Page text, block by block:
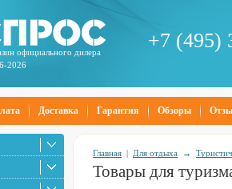
официального дилера
2026
+7 (495)
Доставка Гарантия Обзоры
Главная | Для отдыха →
Товары для